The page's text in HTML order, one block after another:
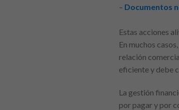
– Documentos
Estas acciones
En muchos
relación
eficiente y debe
La gestión
por pagar y por